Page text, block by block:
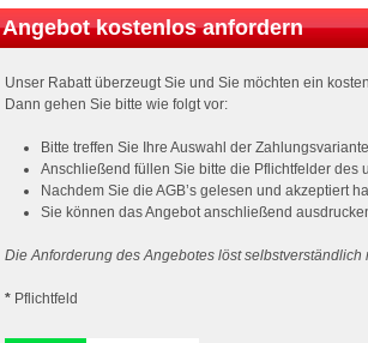
Angebot kostenlos anfordern
Unser Rabatt überzeugt Sie und Sie möchten ein
Dann gehen Sie bitte wie folgt vor:
Bitte treffen Sie Ihre Auswahl der Zahlungsvariante
Anschließend füllen Sie bitte die Pflichtfelder des
Nachdem Sie die AGB’s gelesen und akzeptiert
Sie können das Angebot anschließend
Die Anforderung des Angebotes löst
*Pflichtfeld